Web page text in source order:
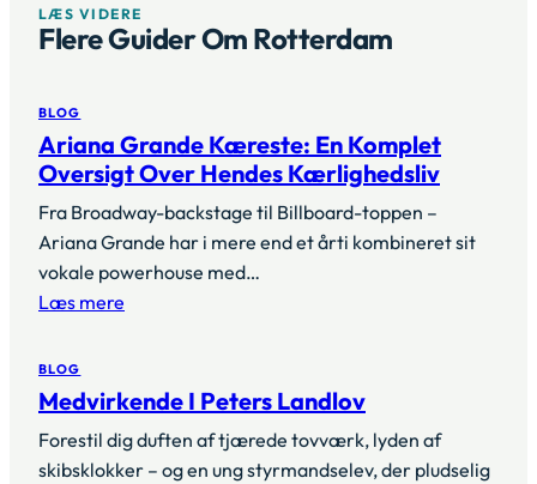
LÆS VIDERE
Flere Guider Om Rotterdam
BLOG
Ariana Grande Kæreste: En Komplet
Oversigt Over Hendes Kærlighedsliv
Fra Broadway-backstage til Billboard-toppen –
Ariana Grande har i mere end et årti kombineret sit
vokale powerhouse med…
Læs mere
BLOG
Medvirkende I Peters Landlov
Forestil dig duften af tjærede tovværk, lyden af
skibsklokker – og en ung styrmandselev, der pludselig